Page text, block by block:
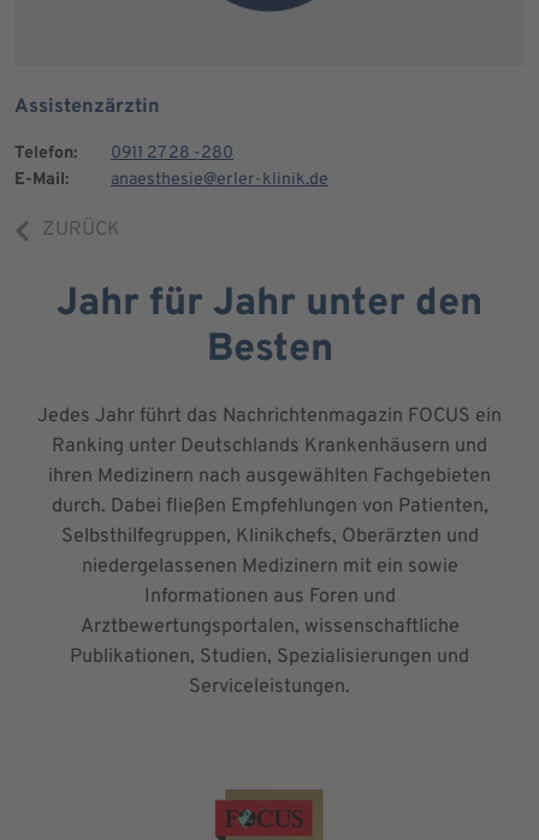
Assistenzärztin
Telefon:
0911 27 28 -280
E-Mail:
anaesthesie@erler-klinik.de
ZURÜCK
Jahr für Jahr unter den
Besten
Jedes Jahr führt das Nachrichtenmagazin FOCUS ein
Ranking unter Deutschlands Krankenhäusern und
ihren Medizinern nach ausgewählten Fachgebieten
durch. Dabei fließen Empfehlungen von Patienten,
Selbsthilfegruppen, Klinikchefs, Oberärzten und
niedergelassenen Medizinern mit ein sowie
Informationen aus Foren und
Arztbewertungsportalen, wissenschaftliche
Publikationen, Studien, Spezialisierungen und
Serviceleistungen.